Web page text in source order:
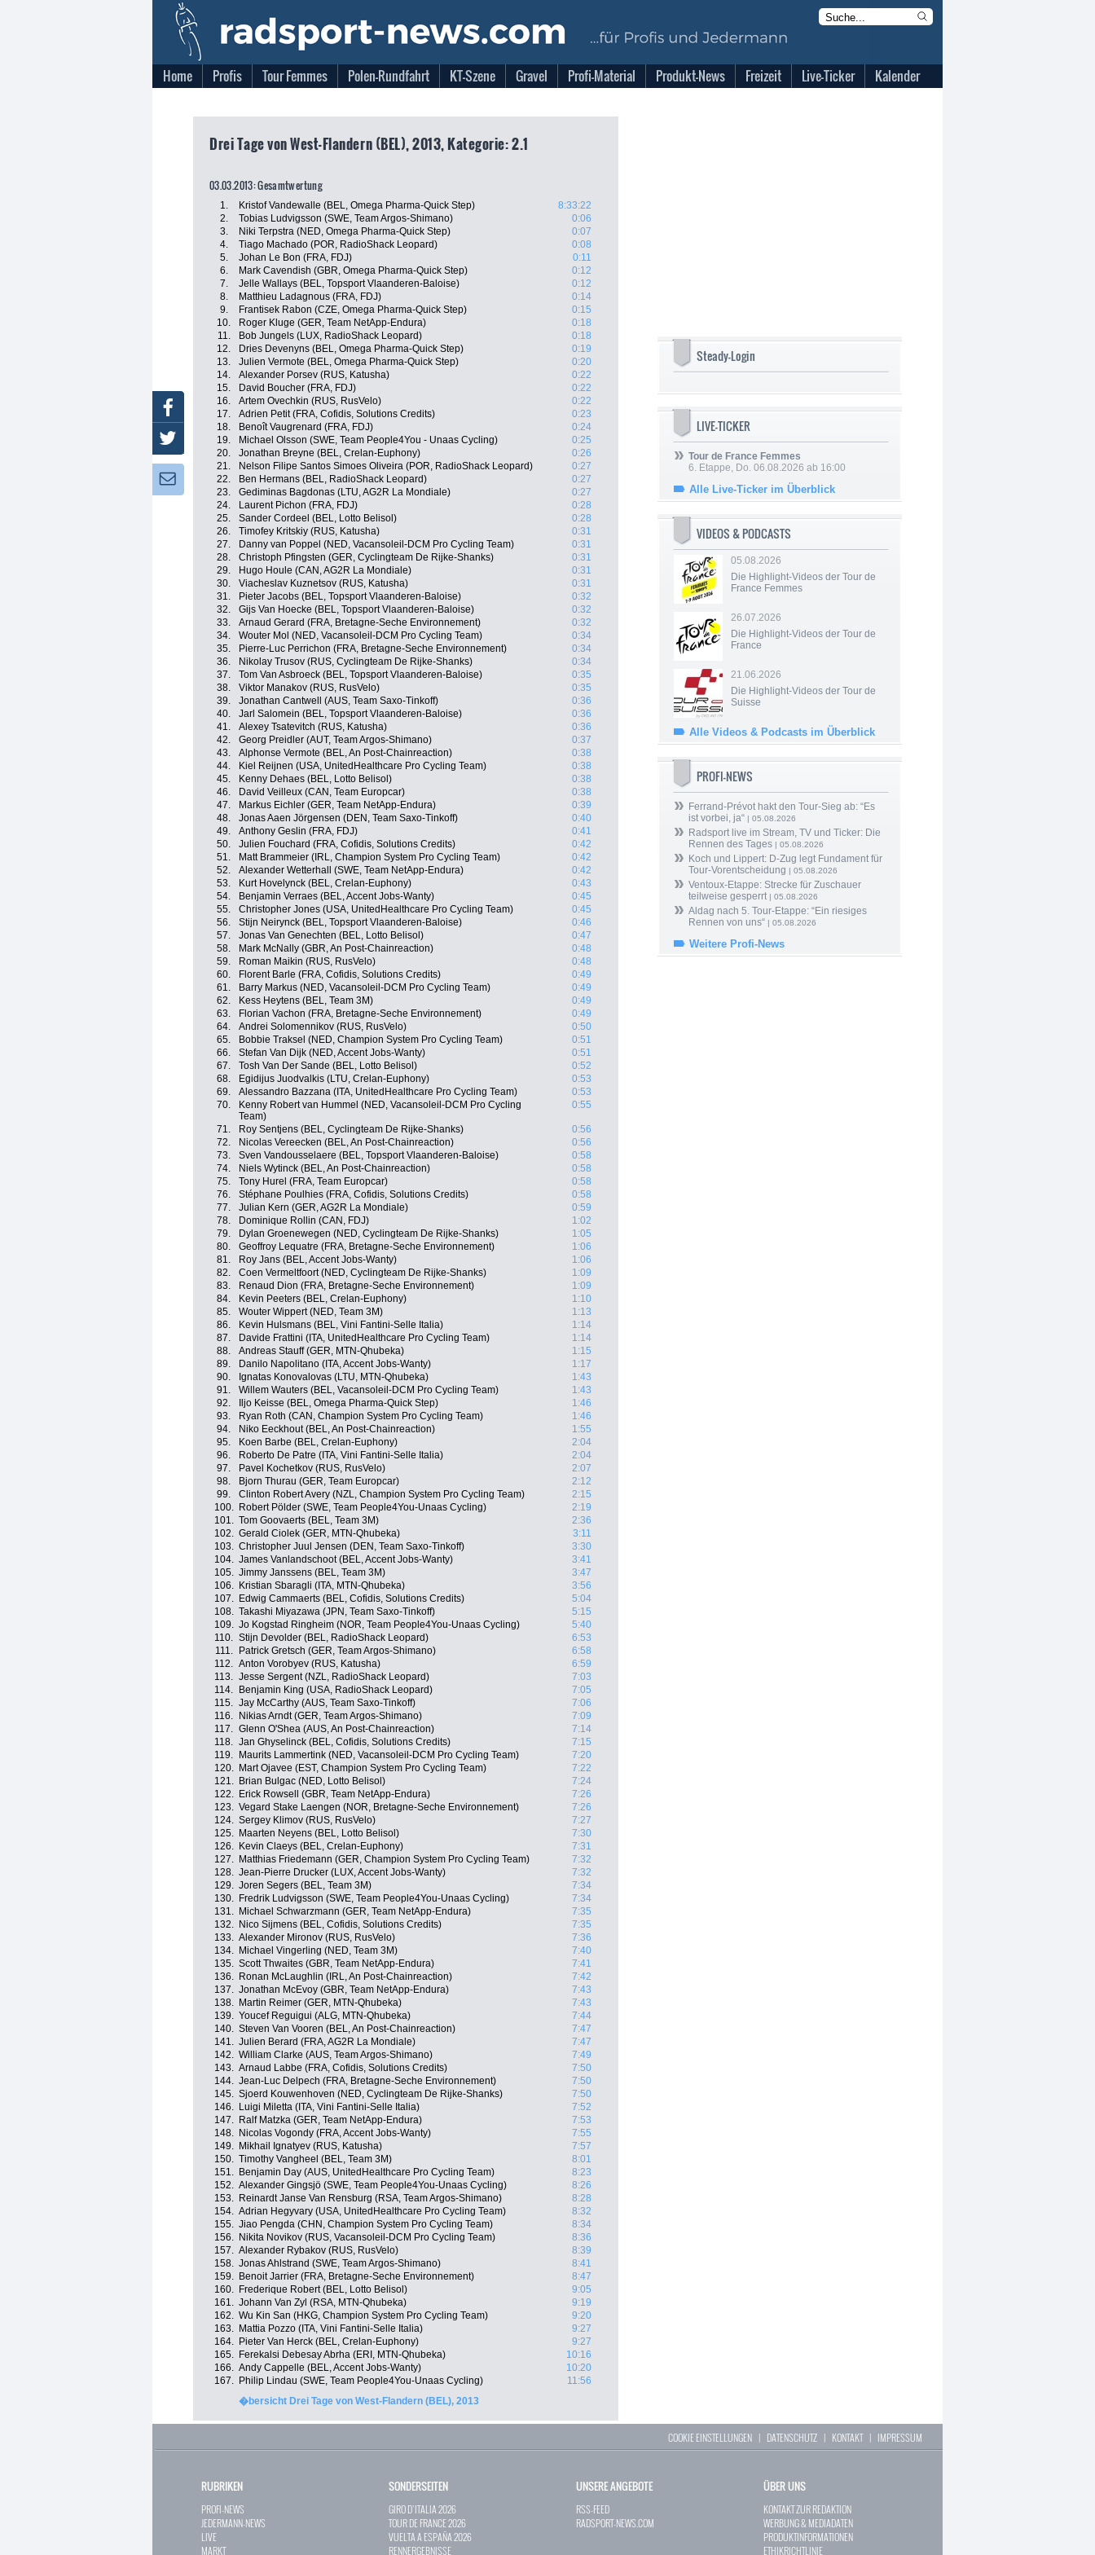
Home Profis Tour Femmes Polen-Rundfahrt KT-Szene Gravel Profi-Material Produkt-News Freizeit Live-Ticker Kalender
Drei Tage von West-Flandern (BEL), 2013, Kategorie: 2.1
03.03.2013: Gesamtwertung
1. Kristof Vandewalle (BEL, Omega Pharma-Quick Step)
8:33:22
2.
Tobias Ludvigsson (SWE, Team Argos-Shimano)
0:06
3.
Niki Terpstra (NED, Omega Pharma-Quick Step)
0:07
4.
Tiago Machado (POR, RadioShack Leopard)
0:08
5.
Johan Le Bon (FRA, FDJ)
0:11
6.
Mark Cavendish (GBR, Omega Pharma-Quick Step)
0:12
7.
Jelle Wallays (BEL, Topsport Vlaanderen-Baloise)
0:12
8.
Matthieu Ladagnous (FRA, FDJ)
0:14
9.
Frantisek Rabon (CZE, Omega Pharma-Quick Step)
0:15
10.
Roger Kluge (GER, Team NetApp-Endura)
0:18
11.
Bob Jungels (LUX, RadioShack Leopard)
0:18
12.
Dries Devenyns (BEL, Omega Pharma-Quick Step)
0:19
13.
Julien Vermote (BEL, Omega Pharma-Quick Step)
0:20
14.
Alexander Porsev (RUS, Katusha)
0:22
15.
David Boucher (FRA, FDJ)
0:22
16.
Artem Ovechkin (RUS, RusVelo)
0:22
17.
Adrien Petit (FRA, Cofidis, Solutions Credits)
0:23
18.
Benoît Vaugrenard (FRA, FDJ)
0:24
19.
Michael Olsson (SWE, Team People4You - Unaas Cycling)
0:25
20.
Jonathan Breyne (BEL, Crelan-Euphony)
0:26
21.
Nelson Filipe Santos Simoes Oliveira (POR, RadioShack Leopard)
0:27
22.
Ben Hermans (BEL, RadioShack Leopard)
0:27
23.
Gediminas Bagdonas (LTU, AG2R La Mondiale)
0:27
24.
Laurent Pichon (FRA, FDJ)
0:28
25.
Sander Cordeel (BEL, Lotto Belisol)
0:28
26.
Timofey Kritskiy (RUS, Katusha)
0:31
27.
Danny van Poppel (NED, Vacansoleil-DCM Pro Cycling Team)
0:31
28.
Christoph Pfingsten (GER, Cyclingteam De Rijke-Shanks)
0:31
29.
Hugo Houle (CAN, AG2R La Mondiale)
0:31
30.
Viacheslav Kuznetsov (RUS, Katusha)
0:31
31.
Pieter Jacobs (BEL, Topsport Vlaanderen-Baloise)
0:32
32.
Gijs Van Hoecke (BEL, Topsport Vlaanderen-Baloise)
0:32
33.
Arnaud Gerard (FRA, Bretagne-Seche Environnement)
0:32
34.
Wouter Mol (NED, Vacansoleil-DCM Pro Cycling Team)
0:34
35.
Pierre-Luc Perrichon (FRA, Bretagne-Seche Environnement)
0:34
36.
Nikolay Trusov (RUS, Cyclingteam De Rijke-Shanks)
0:34
37.
Tom Van Asbroeck (BEL, Topsport Vlaanderen-Baloise)
0:35
38.
Viktor Manakov (RUS, RusVelo)
0:35
39.
Jonathan Cantwell (AUS, Team Saxo-Tinkoff)
0:36
40.
Jarl Salomein (BEL, Topsport Vlaanderen-Baloise)
0:36
41.
Alexey Tsatevitch (RUS, Katusha)
0:36
42.
Georg Preidler (AUT, Team Argos-Shimano)
0:37
43.
Alphonse Vermote (BEL, An Post-Chainreaction)
0:38
44.
Kiel Reijnen (USA, UnitedHealthcare Pro Cycling Team)
0:38
45.
Kenny Dehaes (BEL, Lotto Belisol)
0:38
46.
David Veilleux (CAN, Team Europcar)
0:38
47.
Markus Eichler (GER, Team NetApp-Endura)
0:39
48.
Jonas Aaen Jörgensen (DEN, Team Saxo-Tinkoff)
0:40
49.
Anthony Geslin (FRA, FDJ)
0:41
50.
Julien Fouchard (FRA, Cofidis, Solutions Credits)
0:42
51.
Matt Brammeier (IRL, Champion System Pro Cycling Team)
0:42
52.
Alexander Wetterhall (SWE, Team NetApp-Endura)
0:42
53.
Kurt Hovelynck (BEL, Crelan-Euphony)
0:43
54.
Benjamin Verraes (BEL, Accent Jobs-Wanty)
0:45
55.
Christopher Jones (USA, UnitedHealthcare Pro Cycling Team)
0:45
56.
Stijn Neirynck (BEL, Topsport Vlaanderen-Baloise)
0:46
57.
Jonas Van Genechten (BEL, Lotto Belisol)
0:47
58.
Mark McNally (GBR, An Post-Chainreaction)
0:48
59.
Roman Maikin (RUS, RusVelo)
0:48
60.
Florent Barle (FRA, Cofidis, Solutions Credits)
0:49
61.
Barry Markus (NED, Vacansoleil-DCM Pro Cycling Team)
0:49
62.
Kess Heytens (BEL, Team 3M)
0:49
63.
Florian Vachon (FRA, Bretagne-Seche Environnement)
0:49
64.
Andrei Solomennikov (RUS, RusVelo)
0:50
65.
Bobbie Traksel (NED, Champion System Pro Cycling Team)
0:51
66.
Stefan Van Dijk (NED, Accent Jobs-Wanty)
0:51
67.
Tosh Van Der Sande (BEL, Lotto Belisol)
0:52
68.
Egidijus Juodvalkis (LTU, Crelan-Euphony)
0:53
69.
Alessandro Bazzana (ITA, UnitedHealthcare Pro Cycling Team)
0:53
70.
Kenny Robert van Hummel (NED, Vacansoleil-DCM Pro Cycling
Team)
0:55
71. Roy Sentjens (BEL, Cyclingteam De Rijke-Shanks)
0:56
72.
Nicolas Vereecken (BEL, An Post-Chainreaction)
0:56
73.
Sven Vandousselaere (BEL, Topsport Vlaanderen-Baloise)
0:58
74.
Niels Wytinck (BEL, An Post-Chainreaction)
0:58
75.
Tony Hurel (FRA, Team Europcar)
0:58
76.
Stéphane Poulhies (FRA, Cofidis, Solutions Credits)
0:58
77.
Julian Kern (GER, AG2R La Mondiale)
0:59
78.
Dominique Rollin (CAN, FDJ)
1:02
79.
Dylan Groenewegen (NED, Cyclingteam De Rijke-Shanks)
1:05
80.
Geoffroy Lequatre (FRA, Bretagne-Seche Environnement)
1:06
81.
Roy Jans (BEL, Accent Jobs-Wanty)
1:06
82.
Coen Vermeltfoort (NED, Cyclingteam De Rijke-Shanks)
1:09
83.
Renaud Dion (FRA, Bretagne-Seche Environnement)
1:09
84.
Kevin Peeters (BEL, Crelan-Euphony)
1:10
85.
Wouter Wippert (NED, Team 3M)
1:13
86.
Kevin Hulsmans (BEL, Vini Fantini-Selle Italia)
1:14
87.
Davide Frattini (ITA, UnitedHealthcare Pro Cycling Team)
1:14
88.
Andreas Stauff (GER, MTN-Qhubeka)
1:15
89.
Danilo Napolitano (ITA, Accent Jobs-Wanty)
1:17
90.
Ignatas Konovalovas (LTU, MTN-Qhubeka)
1:43
91.
Willem Wauters (BEL, Vacansoleil-DCM Pro Cycling Team)
1:43
92.
Iljo Keisse (BEL, Omega Pharma-Quick Step)
1:46
93.
Ryan Roth (CAN, Champion System Pro Cycling Team)
1:46
94.
Niko Eeckhout (BEL, An Post-Chainreaction)
1:55
95.
Koen Barbe (BEL, Crelan-Euphony)
2:04
96.
Roberto De Patre (ITA, Vini Fantini-Selle Italia)
2:04
97.
Pavel Kochetkov (RUS, RusVelo)
2:07
98.
Bjorn Thurau (GER, Team Europcar)
2:12
99.
Clinton Robert Avery (NZL, Champion System Pro Cycling Team)
2:15
100.
Robert Pölder (SWE, Team People4You-Unaas Cycling)
2:19
101. Tom Goovaerts (BEL, Team 3M)
2:36
102. Gerald Ciolek (GER, MTN-Qhubeka)
3:11
103. Christopher Juul Jensen (DEN, Team Saxo-Tinkoff)
3:30
104. James Vanlandschoot (BEL, Accent Jobs-Wanty)
3:41
105. Jimmy Janssens (BEL, Team 3M)
3:47
106.
Kristian Sbaragli (ITA, MTN-Qhubeka)
3:56
107.
Edwig Cammaerts (BEL, Cofidis, Solutions Credits)
5:04
108. Takashi Miyazawa (JPN, Team Saxo-Tinkoff)
5:15
109. Jo Kogstad Ringheim (NOR, Team People4You-Unaas Cycling)
5:40
110. Stijn Devolder (BEL, RadioShack Leopard)
6:53
111.
Patrick Gretsch (GER, Team Argos-Shimano)
6:58
112. Anton Vorobyev (RUS, Katusha)
6:59
113. Jesse Sergent (NZL, RadioShack Leopard)
7:03
114.
Benjamin King (USA, RadioShack Leopard)
7:05
115. Jay McCarthy (AUS, Team Saxo-Tinkoff)
7:06
116.
Nikias Arndt (GER, Team Argos-Shimano)
7:09
117. Glenn O'Shea (AUS, An Post-Chainreaction)
7:14
118. Jan Ghyselinck (BEL, Cofidis, Solutions Credits)
7:15
119.
Maurits Lammertink (NED, Vacansoleil-DCM Pro Cycling Team)
7:20
120.
Mart Ojavee (EST, Champion System Pro Cycling Team)
7:22
121.
Brian Bulgac (NED, Lotto Belisol)
7:24
122.
Erick Rowsell (GBR, Team NetApp-Endura)
7:26
123. Vegard Stake Laengen (NOR, Bretagne-Seche Environnement)
7:26
124. Sergey Klimov (RUS, RusVelo)
7:27
125.
Maarten Neyens (BEL, Lotto Belisol)
7:30
126.
Kevin Claeys (BEL, Crelan-Euphony)
7:31
127.
Matthias Friedemann (GER, Champion System Pro Cycling Team)
7:32
128. Jean-Pierre Drucker (LUX, Accent Jobs-Wanty)
7:32
129. Joren Segers (BEL, Team 3M)
7:34
130.
Fredrik Ludvigsson (SWE, Team People4You-Unaas Cycling)
7:34
131.
Michael Schwarzmann (GER, Team NetApp-Endura)
7:35
132.
Nico Sijmens (BEL, Cofidis, Solutions Credits)
7:35
133. Alexander Mironov (RUS, RusVelo)
7:36
134.
Michael Vingerling (NED, Team 3M)
7:40
135. Scott Thwaites (GBR, Team NetApp-Endura)
7:41
136.
Ronan McLaughlin (IRL, An Post-Chainreaction)
7:42
137. Jonathan McEvoy (GBR, Team NetApp-Endura)
7:43
138.
Martin Reimer (GER, MTN-Qhubeka)
7:43
139. Youcef Reguigui (ALG, MTN-Qhubeka)
7:44
140. Steven Van Vooren (BEL, An Post-Chainreaction)
7:47
141. Julien Berard (FRA, AG2R La Mondiale)
7:47
142. William Clarke (AUS, Team Argos-Shimano)
7:49
143. Arnaud Labbe (FRA, Cofidis, Solutions Credits)
7:50
144. Jean-Luc Delpech (FRA, Bretagne-Seche Environnement)
7:50
145. Sjoerd Kouwenhoven (NED, Cyclingteam De Rijke-Shanks)
7:50
146.
Luigi Miletta (ITA, Vini Fantini-Selle Italia)
7:52
147.
Ralf Matzka (GER, Team NetApp-Endura)
7:53
148.
Nicolas Vogondy (FRA, Accent Jobs-Wanty)
7:55
149.
Mikhail Ignatyev (RUS, Katusha)
7:57
150. Timothy Vangheel (BEL, Team 3M)
8:01
151.
Benjamin Day (AUS, UnitedHealthcare Pro Cycling Team)
8:23
152. Alexander Gingsjö (SWE, Team People4You-Unaas Cycling)
8:26
153.
Reinardt Janse Van Rensburg (RSA, Team Argos-Shimano)
8:28
154. Adrian Hegyvary (USA, UnitedHealthcare Pro Cycling Team)
8:32
155. Jiao Pengda (CHN, Champion System Pro Cycling Team)
8:34
156.
Nikita Novikov (RUS, Vacansoleil-DCM Pro Cycling Team)
8:36
157. Alexander Rybakov (RUS, RusVelo)
8:39
158. Jonas Ahlstrand (SWE, Team Argos-Shimano)
8:41
159.
Benoit Jarrier (FRA, Bretagne-Seche Environnement)
8:47
160.
Frederique Robert (BEL, Lotto Belisol)
9:05
161. Johann Van Zyl (RSA, MTN-Qhubeka)
9:19
162. Wu Kin San (HKG, Champion System Pro Cycling Team)
9:20
163.
Mattia Pozzo (ITA, Vini Fantini-Selle Italia)
9:27
164.
Pieter Van Herck (BEL, Crelan-Euphony)
9:27
165.
Ferekalsi Debesay Abrha (ERI, MTN-Qhubeka)
10:16
166. Andy Cappelle (BEL, Accent Jobs-Wanty)
10:20
167.
Philip Lindau (SWE, Team People4You-Unaas Cycling)
11:56
�bersicht Drei Tage von West-Flandern (BEL), 2013
Steady-Login
LIVE-TICKER
Tour de France Femmes
6. Etappe, Do. 06.08.2026 ab 16:00
Alle Live-Ticker im Überblick
VIDEOS & PODCASTS
05.08.2026
Die Highlight-Videos der Tour de
France Femmes
26.07.2026
Die Highlight-Videos der Tour de
France
21.06.2026
Die Highlight-Videos der Tour de
Suisse
Alle Videos & Podcasts im Überblick
PROFI-NEWS
Ferrand-Prévot hakt den Tour-Sieg ab: “Es
ist vorbei, ja“ | 05.08.2026
Radsport live im Stream, TV und Ticker: Die
Rennen des Tages | 05.08.2026
Koch und Lippert: D-Zug legt Fundament für
Tour-Vorentscheidung | 05.08.2026
Ventoux-Etappe: Strecke für Zuschauer
teilweise gesperrt| 05.08.2026
Aldag nach 5. Tour-Etappe: “Ein riesiges
Rennen von uns“ | 05.08.2026
Weitere Profi-News
Facebook
Twitter
Newsletter:
COOKIE EINSTELLUNGEN | DATENSCHUTZ | KONTAKT| IMPRESSUM
RUBRIKEN
PROFI-NEWS
JEDERMANN-NEWS
LIVE
MARKT
SONDERSEITEN
GIRO D`ITALIA 2026
TOUR DE FRANCE 2026
VUELTA A ESPAÑA 2026
RENNERGEBNISSE
UNSERE ANGEBOTE
RSS-FEED
RADSPORT-NEWS.COM
ÜBER UNS
KONTAKT ZUR REDAKTION
WERBUNG & MEDIADATEN
PRODUKTINFORMATIONEN
ETHIKRICHTLINIE